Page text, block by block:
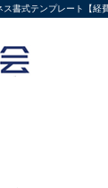
書式テンプレート【経